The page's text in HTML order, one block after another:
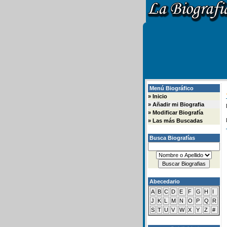
Menú Biográfico
» Inicio
» Añadir mi Biografia
» Modificar Biografía
» Las más Buscadas
Busca Biografías
Abecedario
A B C D E F G H
I
J
K L M N O P Q
R
S T U V W X Y Z #